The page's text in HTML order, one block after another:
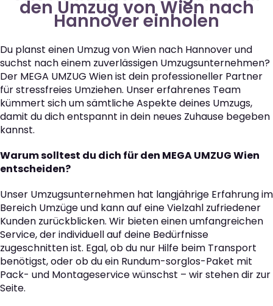
den Umzug von Wien nach
Hannover einholen
Du planst einen Umzug von Wien nach Hannover und
suchst nach einem zuverlässigen Umzugsunternehmen?
Der MEGA UMZUG Wien ist dein professioneller Partner
für stressfreies Umziehen. Unser erfahrenes Team
kümmert sich um sämtliche Aspekte deines Umzugs,
damit du dich entspannt in dein neues Zuhause begeben
kannst.
Warum solltest du dich für den MEGA UMZUG Wien
entscheiden?
Unser Umzugsunternehmen hat langjährige Erfahrung im
Bereich Umzüge und kann auf eine Vielzahl zufriedener
Kunden zurückblicken. Wir bieten einen umfangreichen
Service, der individuell auf deine Bedürfnisse
zugeschnitten ist. Egal, ob du nur Hilfe beim Transport
benötigst, oder ob du ein Rundum-sorglos-Paket mit
Pack- und Montageservice wünschst – wir stehen dir zur
Seite.